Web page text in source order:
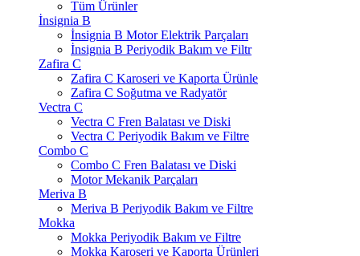
Tüm Ürünler
İnsignia B
İnsignia B Motor Elektrik Parçaları
İnsignia B Periyodik Bakım ve Filtr
Zafira C
Zafira C Karoseri ve Kaporta Ürünle
Zafira C Soğutma ve Radyatör
Vectra C
Vectra C Fren Balatası ve Diski
Vectra C Periyodik Bakım ve Filtre
Combo C
Combo C Fren Balatası ve Diski
Motor Mekanik Parçaları
Meriva B
Meriva B Periyodik Bakım ve Filtre
Mokka
Mokka Periyodik Bakım ve Filtre
Mokka Karoseri ve Kaporta Ürünleri